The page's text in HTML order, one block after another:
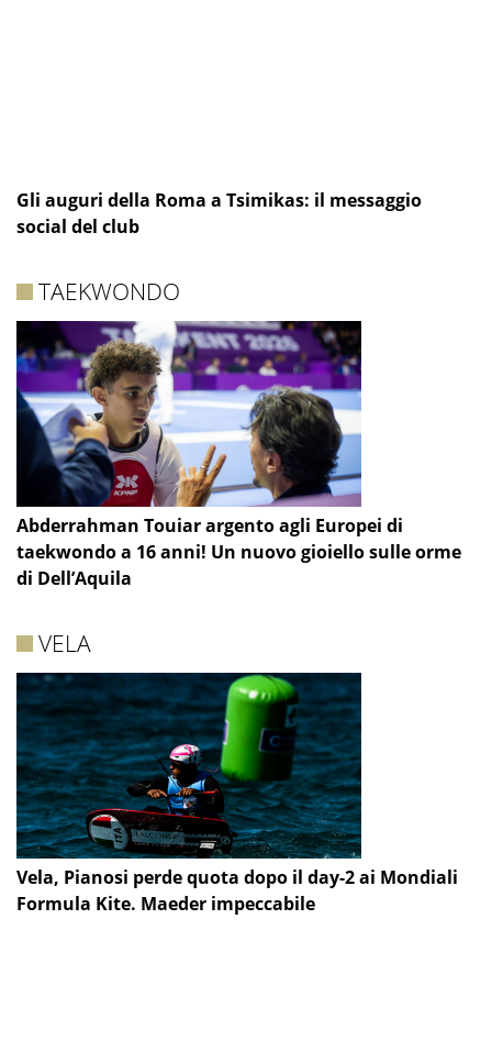
Gli auguri della Roma a Tsimikas: il messaggio
social del club
TAEKWONDO
Abderrahman Touiar argento agli Europei di
taekwondo a 16 anni! Un nuovo gioiello sulle orme
di Dell’Aquila
VELA
Vela, Pianosi perde quota dopo il day-2 ai Mondiali
Formula Kite. Maeder impeccabile